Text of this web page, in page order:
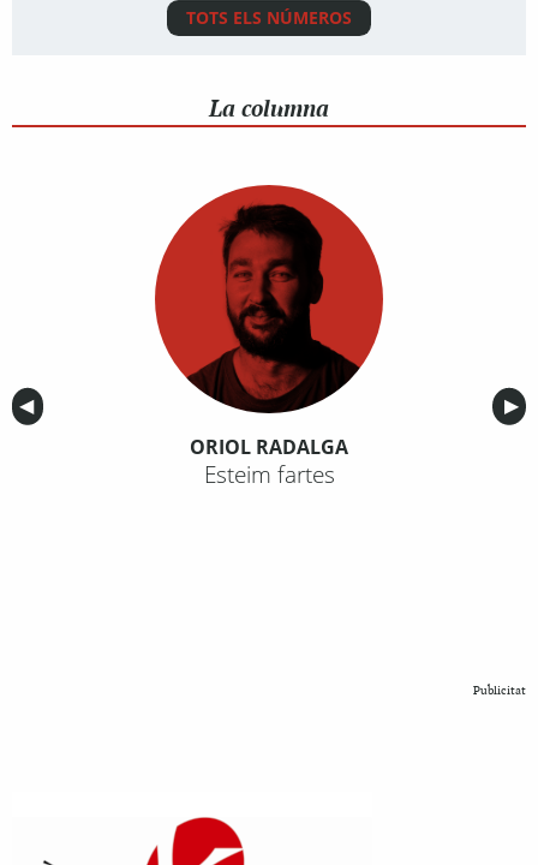
TOTS ELS NÚMEROS
La columna
Anterior
◀︎ ▶︎
ORIOL RADALGA
Esteim fartes
Publicitat